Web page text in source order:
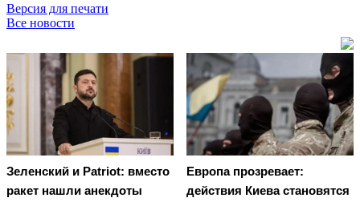
Версия для печати
Все новости
Зеленский и Patriot: вместо
ракет нашли анекдоты
Европа прозревает:
действия Киева становятся